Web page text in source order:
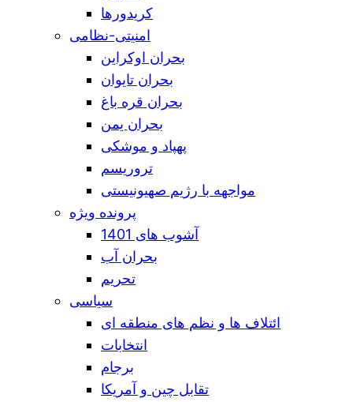
کریدورها
امنیتی-نظامی
بحران اوکراین
بحران تایوان
بحران قره باغ
بحران یمن
پهپاد و موشکی
تروریسم
مواجهه با رژیم صهیونیستی
پرونده ویژه
آشوب های 1401
بحران آب
تحریم
سیاسی
ائتلاف ها و نظم های منطقه ای
انتخابات
برجام
تقابل چین و آمریکا